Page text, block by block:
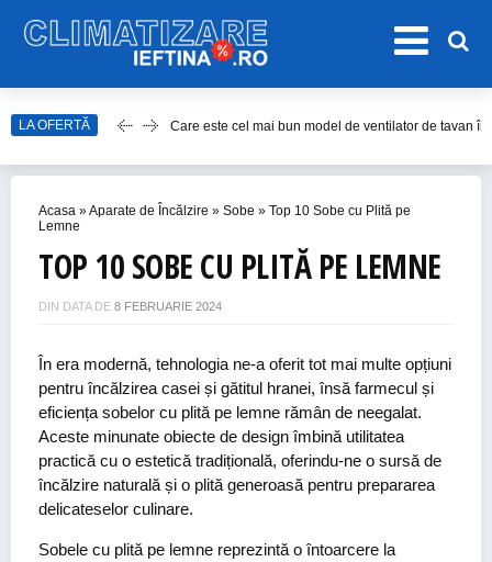
LA OFERTĂ Care este cel mai bun model de ventilator de tavan
Cum alegem cel mai bun ventilator de cameră în
Acasa »Aparate de Încălzire » Sobe » Top 10 Sobe cu Plită pe
Lemne
TOP 10 SOBE CU PLITĂ PE LEMNE
DIN DATA DE 8 FEBRUARIE 2024
În era modernă, tehnologia ne-a oferit tot mai multe opțiuni
pentru încălzirea casei și gătitul hranei, însă farmecul și
eficiența sobelor cu plită pe lemne rămân de neegalat.
Aceste minunate obiecte de design îmbină utilitatea
practică cu o estetică tradițională, oferindu-ne o sursă de
încălzire naturală și o plită generoasă pentru prepararea
delicateselor culinare.
Sobele cu plită pe lemne reprezintă o întoarcere la